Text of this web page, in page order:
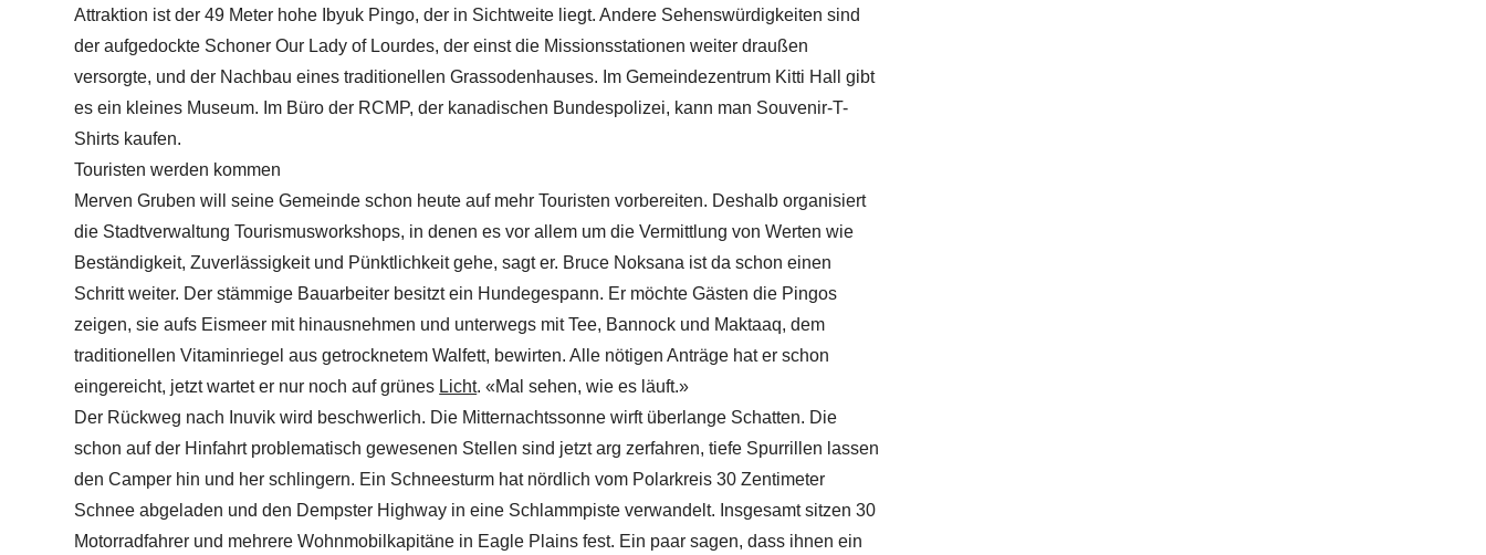
Attraktion ist der 49 Meter hohe Ibyuk Pingo, der in Sichtweite liegt. Andere Sehenswürdigkeiten sind
der aufgedockte Schoner Our Lady of Lourdes, der einst die Missionsstationen weiter draußen
versorgte, und der Nachbau eines traditionellen Grassodenhauses. Im Gemeindezentrum Kitti Hall gibt
es ein kleines Museum. Im Büro der RCMP, der kanadischen Bundespolizei, kann man Souvenir-T-
Shirts kaufen.
Touristen werden kommen
Merven Gruben will seine Gemeinde schon heute auf mehr Touristen vorbereiten. Deshalb organisiert
die Stadtverwaltung Tourismusworkshops, in denen es vor allem um die Vermittlung von Werten wie
Beständigkeit, Zuverlässigkeit und Pünktlichkeit gehe, sagt er. Bruce Noksana ist da schon einen
Schritt weiter. Der stämmige Bauarbeiter besitzt ein Hundegespann. Er möchte Gästen die Pingos
zeigen, sie aufs Eismeer mit hinausnehmen und unterwegs mit Tee, Bannock und Maktaaq, dem
traditionellen Vitaminriegel aus getrocknetem Walfett, bewirten. Alle nötigen Anträge hat er schon
eingereicht, jetzt wartet er nur noch auf grünes Licht. «Mal sehen, wie es läuft.»
Der Rückweg nach Inuvik wird beschwerlich. Die Mitternachtssonne wirft überlange Schatten. Die
schon auf der Hinfahrt problematisch gewesenen Stellen sind jetzt arg zerfahren, tiefe Spurrillen lassen
den Camper hin und her schlingern. Ein Schneesturm hat nördlich vom Polarkreis 30 Zentimeter
Schnee abgeladen und den Dempster Highway in eine Schlammpiste verwandelt. Insgesamt sitzen 30
Motorradfahrer und mehrere Wohnmobilkapitäne in Eagle Plains fest. Ein paar sagen, dass ihnen ein